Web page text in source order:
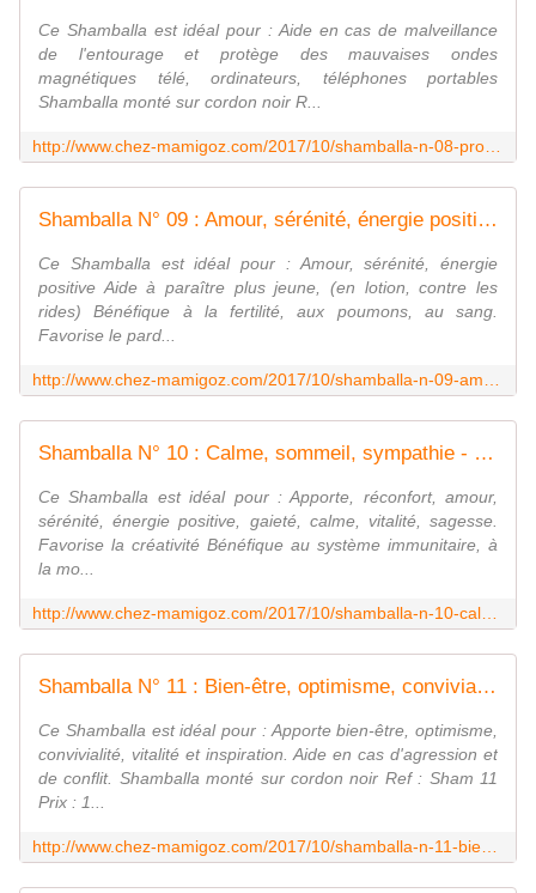
Ce Shamballa est idéal pour : Aide en cas de malveillance
de l'entourage et protège des mauvaises ondes
magnétiques télé, ordinateurs, téléphones portables
Shamballa monté sur cordon noir R...
Shamballa N° 09 : Amour, sérénité, énergie positive - Chez Mamigoz
Ce Shamballa est idéal pour : Amour, sérénité, énergie
positive Aide à paraître plus jeune, (en lotion, contre les
rides) Bénéfique à la fertilité, aux poumons, au sang.
Favorise le pard...
Shamballa N° 10 : Calme, sommeil, sympathie - Chez Mamigoz
Ce Shamballa est idéal pour : Apporte, réconfort, amour,
sérénité, énergie positive, gaieté, calme, vitalité, sagesse.
Favorise la créativité Bénéfique au système immunitaire, à
la mo...
Shamballa N° 11 : Bien-être, optimisme, convivialité - Chez Mamigoz
Ce Shamballa est idéal pour : Apporte bien-être, optimisme,
convivialité, vitalité et inspiration. Aide en cas d'agression et
de conflit. Shamballa monté sur cordon noir Ref : Sham 11
Prix : 1...